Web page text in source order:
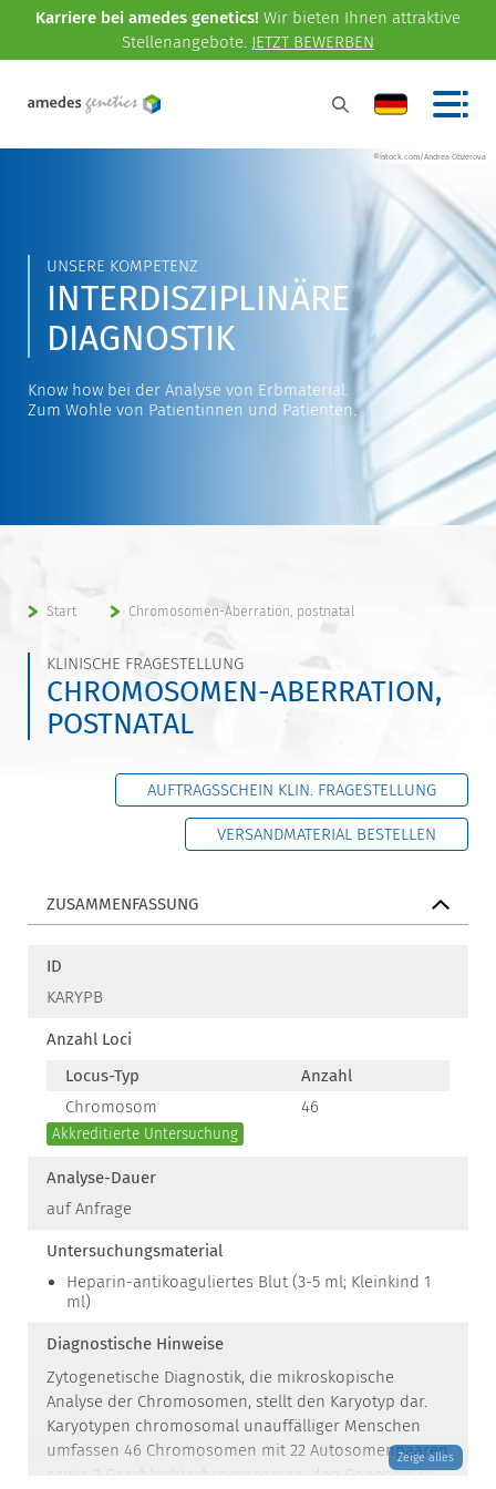
Karriere bei amedes genetics! Wir bieten Ihnen attraktive
Stellenangebote. JETZT BEWERBEN
©istock.com/Andrea Obzerova
UNSERE KOMPETENZ
INTERDISZIPLINÄRE
DIAGNOSTIK
Know how bei der Analyse von Erbmaterial.
Zum Wohle von Patientinnen und Patienten.
Start Chromosomen-Aberration, postnatal
KLINISCHE FRAGESTELLUNG
CHROMOSOMEN-ABERRATION,
POSTNATAL
AUFTRAGSSCHEIN KLIN. FRAGESTELLUNG
VERSANDMATERIAL BESTELLEN
ZUSAMMENFASSUNG
ID
KARYPB
Anzahl Loci
Locus-Typ
Anzahl
Chromosom
46
Akkreditierte Untersuchung
Analyse-Dauer
auf Anfrage
Untersuchungsmaterial
Heparin-antikoaguliertes Blut (3-5 ml; Kleinkind 1
ml)
Diagnostische Hinweise
Zytogenetische Diagnostik, die mikroskopische
Analyse der Chromosomen, stellt den Karyotyp dar.
Karyotypen chromosomal unauffälliger Menschen
umfassen 46 Chromosomen mit 22 Autosomenpaaren
sowie 2 Geschlechtschromosomen, den Gonosomen.
Zeige alles